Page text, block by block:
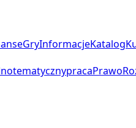
GryInformacjeKatalog
pracaPrawo